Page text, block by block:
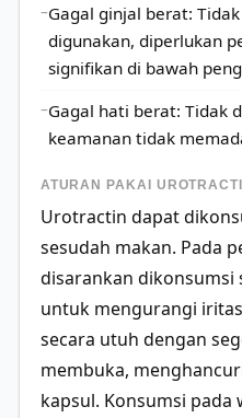
Gagal ginjal berat:
digunakan, diperlukan
signifikan di bawah
Gagal hati berat: Tidak
keamanan tidak
ATURAN PAKAI
Urotractin dapat
sesudah makan. Pada
disarankan dikonsumsi
untuk mengurangi
secara utuh dengan
membuka,
kapsul. Konsumsi pada